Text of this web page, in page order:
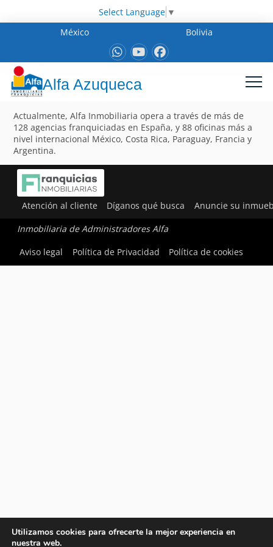
Select Language ▼
México
Bolivia
Alfa Azuqueca
Actualmente, Alfa Inmobiliaria opera a través de más de
128 agencias franquiciadas en España, y 88 oficinas más a
nivel internacional México, Costa Rica, Paraguay, Francia y
Argentina.
Atención al cliente Díganos qué busca Anuncie su
Inmobiliaria de Administradores Alfa
Aviso legal
Política de Privacidad Política de cookies
Utilizamos cookies para ofrecerte la mejor experiencia en
nuestra web.